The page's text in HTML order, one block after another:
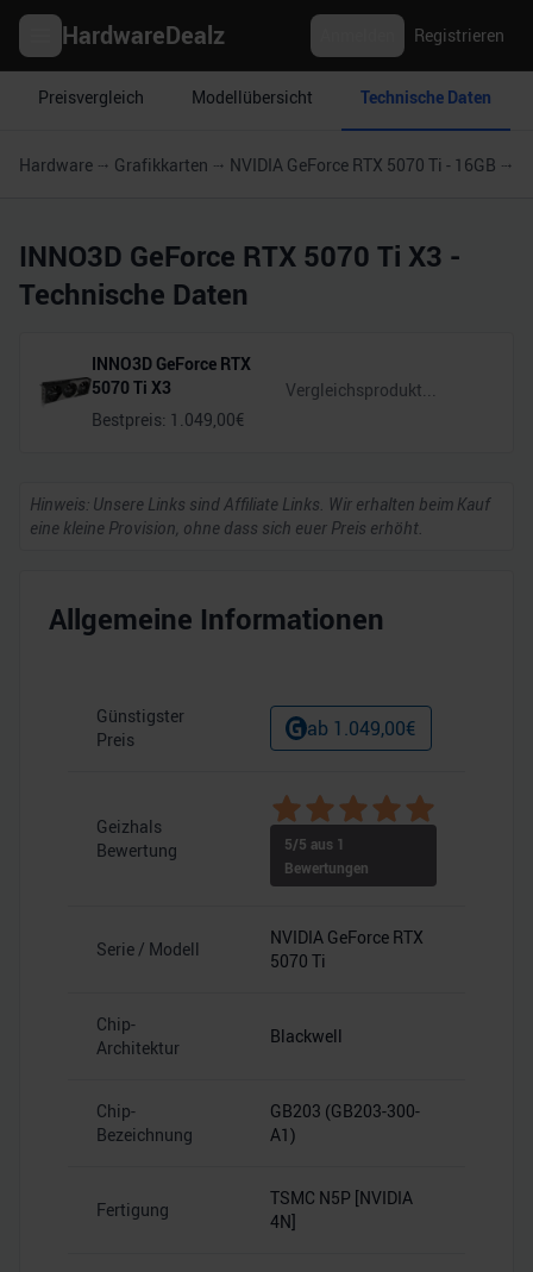
HardwareDealz Registrieren
Preisvergleich Modellübersicht Technische Daten
Hardware Grafikkarten NVIDIA GeForce RTX 5070 Ti - 16GB
INNO3D GeForce RTX 5070 Ti X3 -
Technische Daten
INNO3D GeForce RTX
5070 Ti X3
Bestpreis: 1.049,00€
Hinweis: Unsere Links sind Affiliate Links. Wir erhalten beim Kauf
eine kleine Provision, ohne dass sich euer Preis erhöht.
Allgemeine Informationen
Günstigster
Preis
ab 1.049,00€
Geizhals
Bewertung
5/5 aus 1
Bewertungen
Serie / Modell
NVIDIA GeForce RTX
5070 Ti
Chip-
Architektur
Blackwell
Chip-
Bezeichnung
GB203 (GB203-300-
A1)
Fertigung
TSMC N5P [NVIDIA
4N]